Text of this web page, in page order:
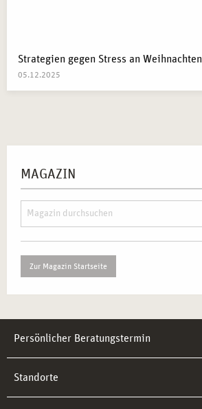
Strategien gegen Stress an Weihnachten
05.12.2025
MAGAZIN
Zur Magazin Startseite
Persönlicher Beratungstermin
Standorte